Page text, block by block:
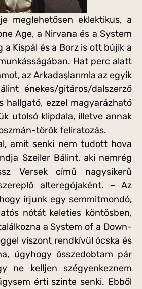
meglehetősen eklektikus, a
Age, a Nirvana és a System
a Kispál és a Borz is ott bújik a
Hat perc alatt
az Arkadaşlarımla az egyik
énekes/gitáros/dalszerző
hallgató, ezzel magyarázható
utolsó klipdala, illetve annak
török feliratozás.
amit senki nem tudott hova
Szeiler Bálint, aki nemrég
Versek című nagysikerű
alteregójaként. – Az
írjunk egy semmitmondó,
nótát keleties köntösben,
a System of a Down-
viszont rendkívül ócska és
úgyhogy összedobtam pár
ne kelljen szégyenkeznem
érti szinte senki. Ebből